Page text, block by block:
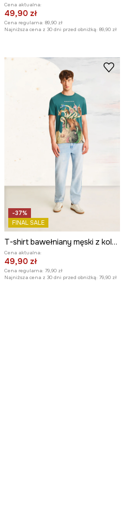
Cena aktualna:
49,90 zł
Cena regularna: 89,90 zł
Najniższa cena z 30 dni przed obniżką: 89,90 zł
-37%
FINAL SALE
T-shirt bawełniany męski z kolekcji El Gato Chimney x Medicine kolor zielony
Cena aktualna:
49,90 zł
Cena regularna: 79,90 zł
Najniższa cena z 30 dni przed obniżką: 79,90 zł